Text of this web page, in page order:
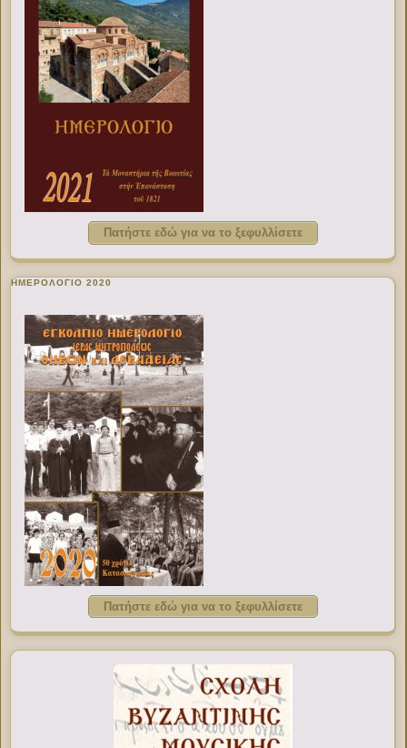
Πατήστε εδώ για να το ξεφυλλίσετε
ΗΜΕΡΟΛΟΓΙΟ 2020
Πατήστε εδώ για να το ξεφυλλίσετε